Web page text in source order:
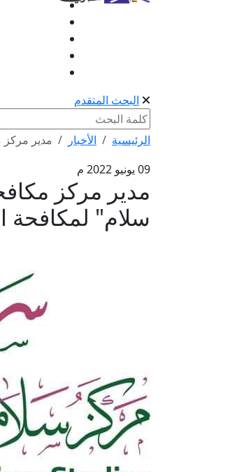
البحث المتقدم
الرئيسية الأخبار
مدير مركز
09 يونيو 2022 م
مدير مركز
سلام" لمكافحة